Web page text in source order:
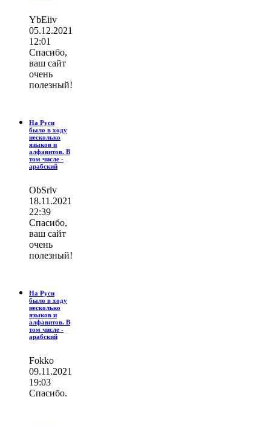
YbEiiv
05.12.2021
12:01
Спасибо,
ваш сайт
очень
полезный!
На Руси
было в ходу
несколько
языков и
алфавитов. В
том числе -
арабский
ОbSrlv
18.11.2021
22:39
Спасибо,
ваш сайт
очень
полезный!
На Руси
было в ходу
несколько
языков и
алфавитов. В
том числе -
арабский
Fokko
09.11.2021
19:03
Спасибо.